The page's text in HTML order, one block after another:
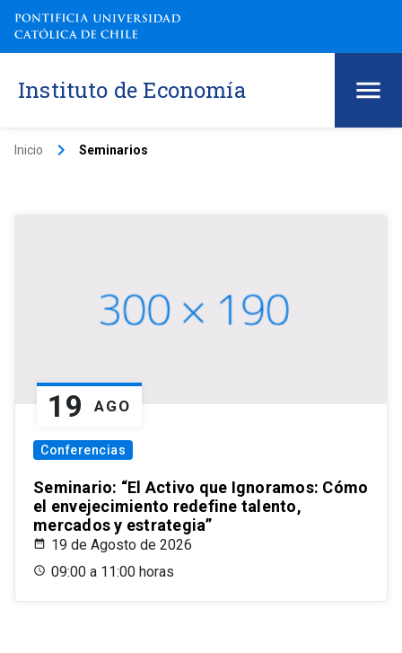
Instituto de Economía
Inicio keyboard_arrow_right Seminarios
19 AGO
Conferencias
Seminario: “El Activo que Ignoramos: Cómo
el envejecimiento redefine talento,
mercados y estrategia”
19 de Agosto de 2026
09:00 a 11:00 horas